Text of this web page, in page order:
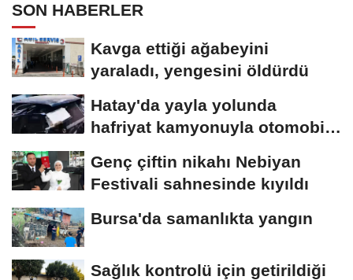
SON HABERLER
Kavga ettiği ağabeyini
yaraladı, yengesini öldürdü
Hatay'da yayla yolunda
hafriyat kamyonuyla otomobil
Genç çiftin nikahı Nebiyan
Festivali sahnesinde kıyıldı
Bursa'da samanlıkta yangın
Sağlık kontrolü için getirildiği